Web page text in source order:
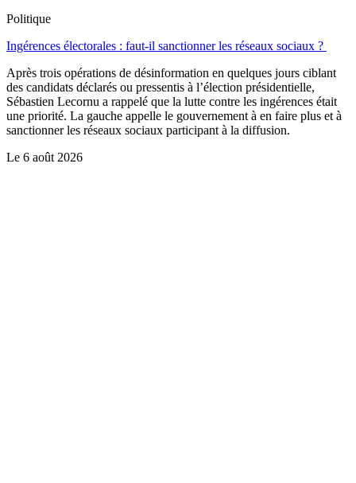
Politique
Ingérences électorales : faut-il sanctionner les réseaux sociaux ?
Après trois opérations de désinformation en quelques jours ciblant
des candidats déclarés ou pressentis à l’élection présidentielle,
Sébastien Lecornu a rappelé que la lutte contre les ingérences était
une priorité. La gauche appelle le gouvernement à en faire plus et à
sanctionner les réseaux sociaux participant à la diffusion.
Le 6 août 2026